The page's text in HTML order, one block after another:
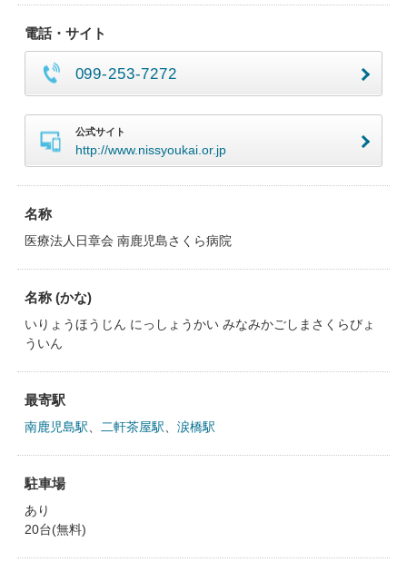
電話・サイト
099-253-7272
公式サイト
http://www.nissyoukai.or.jp
名称
医療法人日章会 南鹿児島さくら病院
名称 (かな)
いりょうほうじん にっしょうかい みなみかごしまさくらびょ
ういん
最寄駅
南鹿児島駅 二軒茶屋駅 涙橋駅
駐車場
あり
20台(無料)